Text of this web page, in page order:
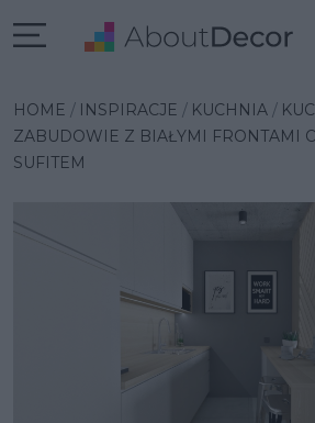
HOME INSPIRACJE KUCHNIA
ZABUDOWIE Z BIAŁYMI FRONTAMI
SUFITEM